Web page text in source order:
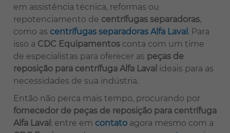
em assistência técnica, reformas ou
repotenciamento de centrífugas separadoras,
como as centrífugas separadoras Alfa Laval . Para
isso a CDC Equipamentos conta com um time
de especialistas para oferecer as peças de
reposição para centrífuga Alfa Laval ideais para as
necessidades de sua indústria.
Então não perca mais tempo, procurando por
fornecedor de peças de reposição para centrífuga
Alfa Laval : entre em contato agora mesmo com a